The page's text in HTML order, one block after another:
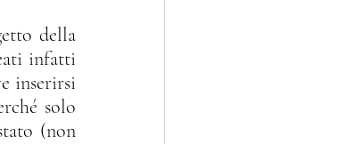
infatti
inserirsi
solo
(non